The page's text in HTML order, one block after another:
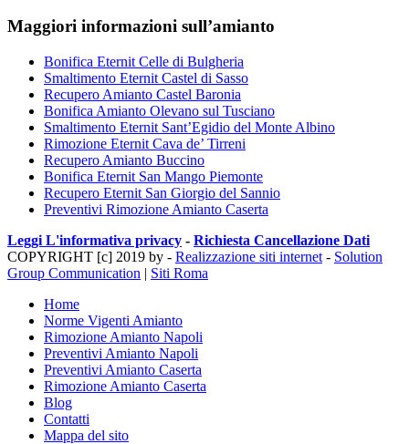
Maggiori informazioni sull’amianto
Bonifica Eternit Celle di Bulgheria
Smaltimento Eternit Castel di Sasso
Recupero Amianto Castel Baronia
Bonifica Amianto Olevano sul Tusciano
Smaltimento Eternit Sant’Egidio del Monte Albino
Rimozione Eternit Cava de’ Tirreni
Recupero Amianto Buccino
Bonifica Eternit San Mango Piemonte
Recupero Eternit San Giorgio del Sannio
Preventivi Rimozione Amianto Caserta
Leggi L'informativa privacy - Richiesta Cancellazione Dati
COPYRIGHT [c] 2019 by - Realizzazione siti internet - Solution
Group Communication | Siti Roma
Home
Norme Vigenti Amianto
Rimozione Amianto Napoli
Preventivi Amianto Napoli
Preventivi Amianto Caserta
Rimozione Amianto Caserta
Blog
Contatti
Mappa del sito